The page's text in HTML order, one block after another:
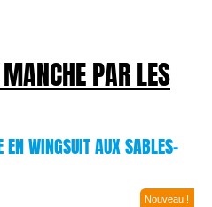
PAR LES
EN WINGSUIT AUX SABLES-
Nouveau !